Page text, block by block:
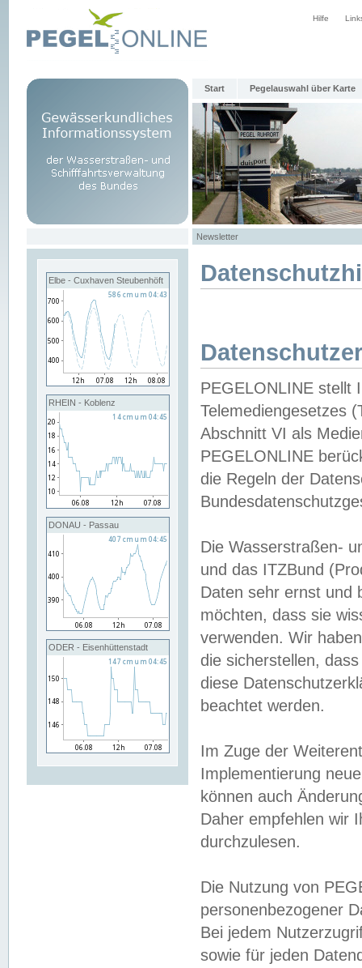
Hilfe
Start Pegelauswahl über Karte
Newsletter
Elbe - Cuxhaven Steubenhöft
RHEIN - Koblenz
DONAU - Passau
ODER - Eisenhüttenstadt
PEGELONLINE stellt
Telemediengesetzes
Abschnitt VI als
PEGELONLINE
die Regeln der
Die Wasserstraßen-
und das ITZBund
Daten sehr ernst und
möchten, dass sie
verwenden. Wir
die sicherstellen,
diese
beachtet werden.
Im Zuge der
Implementierung
können auch
Daher empfehlen wir
durchzulesen.
Die Nutzung von
personenbezogener
Bei jedem
sowie für jeden